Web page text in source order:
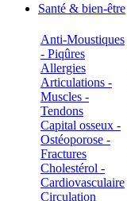
Santé & bien-être
Anti-Moustiques
- Piqûres
Allergies
Articulations -
Muscles -
Tendons
Capital osseux -
Ostéoporose -
Fractures
Cholestérol -
Cardiovasculaire
Circulation